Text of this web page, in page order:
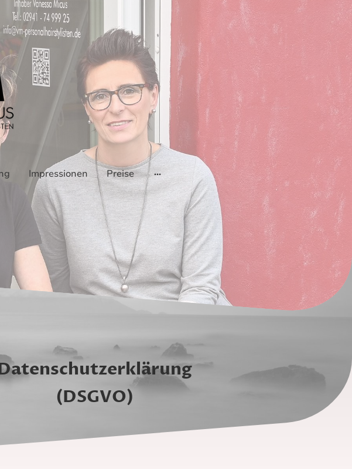
Impressionen Preise
(DSGVO)